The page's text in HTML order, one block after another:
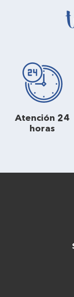
Atención 24
horas